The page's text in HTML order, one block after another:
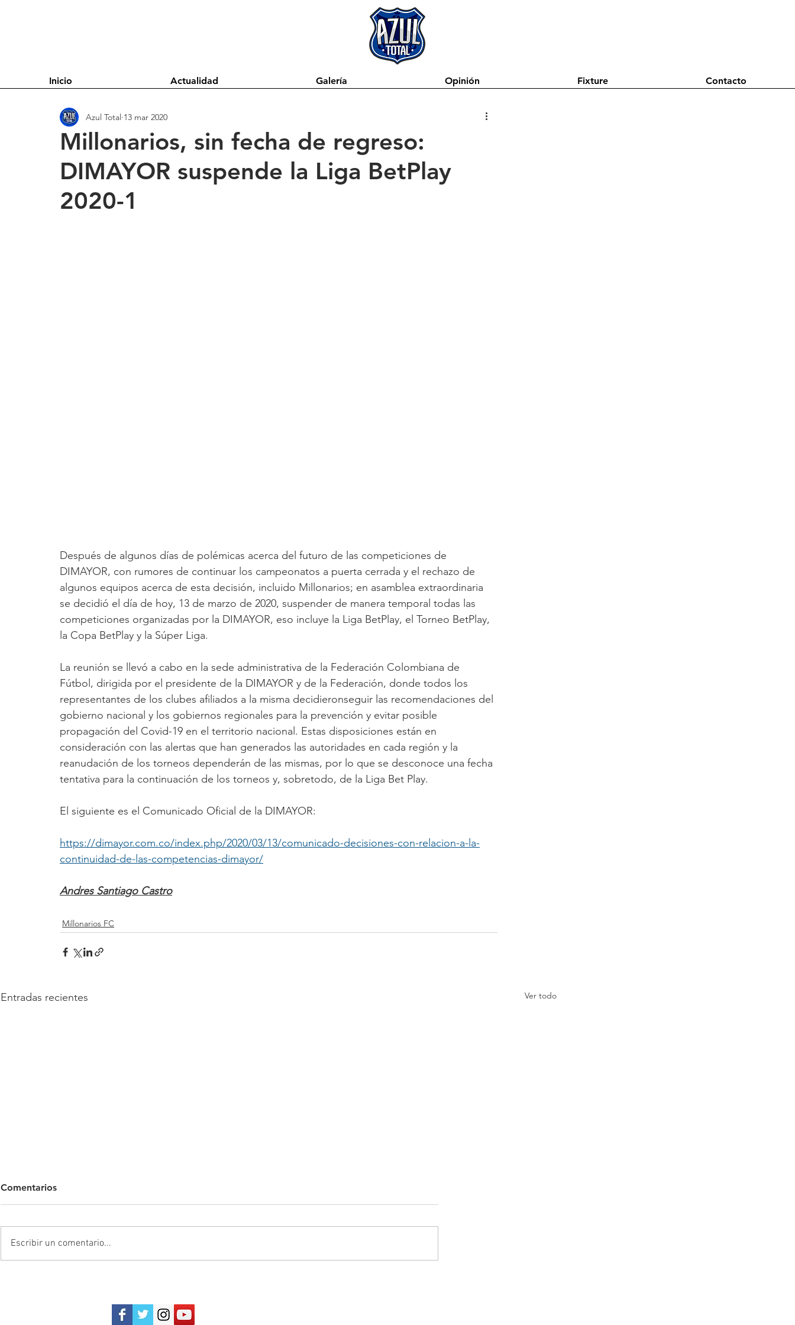
Inicio Actualidad Galería Opinión Fixture Contacto
Millonarios, sin fecha de regreso:
DIMAYOR suspende la Liga BetPlay
2020-1
Azul Total 13 mar 2020
Después de algunos días de polémicas acerca del futuro de las competiciones de
DIMAYOR, con rumores de continuar los campeonatos a puerta cerrada y el rechazo de
algunos equipos acerca de esta decisión, incluido Millonarios; en asamblea extraordinaria
se decidió el día de hoy, 13 de marzo de 2020, suspender de manera temporal todas las
competiciones organizadas por la DIMAYOR, eso incluye la Liga BetPlay, el Torneo BetPlay,
la Copa BetPlay y la Súper Liga.
La reunión se llevó a cabo en la sede administrativa de la Federación Colombiana de
Fútbol, dirigida por el presidente de la DIMAYOR y de la Federación, donde todos los
representantes de los clubes afiliados a la misma decidieronseguir las recomendaciones del
gobierno nacional y los gobiernos regionales para la prevención y evitar posible
propagación del Covid-19 en el territorio nacional. Estas disposiciones están en
consideración con las alertas que han generados las autoridades en cada región y la
reanudación de los torneos dependerán de las mismas, por lo que se desconoce una fecha
tentativa para la continuación de los torneos y, sobretodo, de la Liga Bet Play.
El siguiente es el Comunicado Oficial de la DIMAYOR:
https://dimayor.com.co/index.php/2020/03/13/comunicado-decisiones-con-relacion-a-la-
continuidad-de-las-competencias-dimayor/
Andres Santiago Castro
Millonarios FC
Entradas recientes Ver todo
Comentarios
Escribir un comentario...